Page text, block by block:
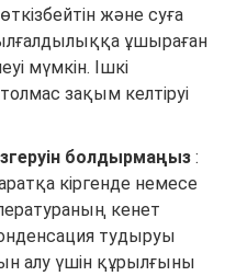
және суға
ұшыраған
мүмкін. Ішкі
зақым келтіруі
болдырмаңыз :
кіргенде немесе
кенет
тудыруы
алу үшін құрылғыны